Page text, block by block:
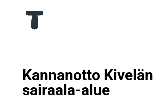
Kannanotto Kivelän
sairaala-alue